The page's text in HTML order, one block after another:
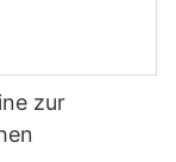
zur